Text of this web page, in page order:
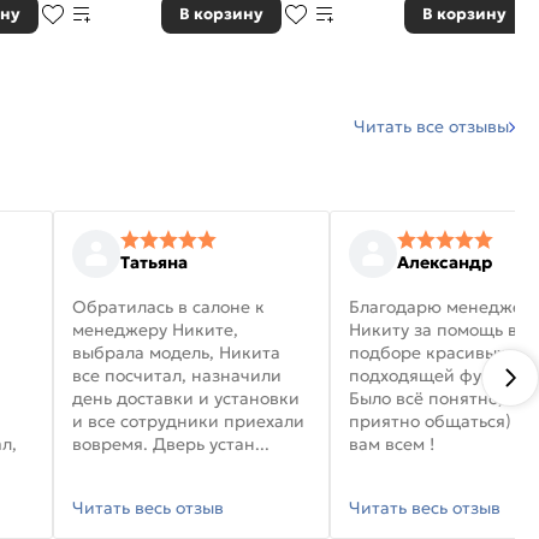
В корзину В корзину
Читать все отзывы
Татьяна
Обратилась в салоне к
менеджеру Никите,
выбрала модель, Никита
все посчитал, назначили
день доставки и установки
и все сотрудники приехали
вовремя. Дверь устан...
Читать весь отзыв
Александр
Благодарю
Никиту за помощь в
подборе красивых
подходящей
Было всё понятно, и
приятно общаться)
вам всем !
Читать весь отзыв